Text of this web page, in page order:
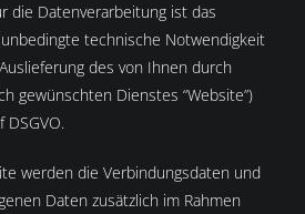
die Datenverarbeitung ist das
technische Notwendigkeit
des von Ihnen durch
gewünschten Dienstes “Website”)
DSGVO.
werden die Verbindungsdaten und
Daten zusätzlich im Rahmen